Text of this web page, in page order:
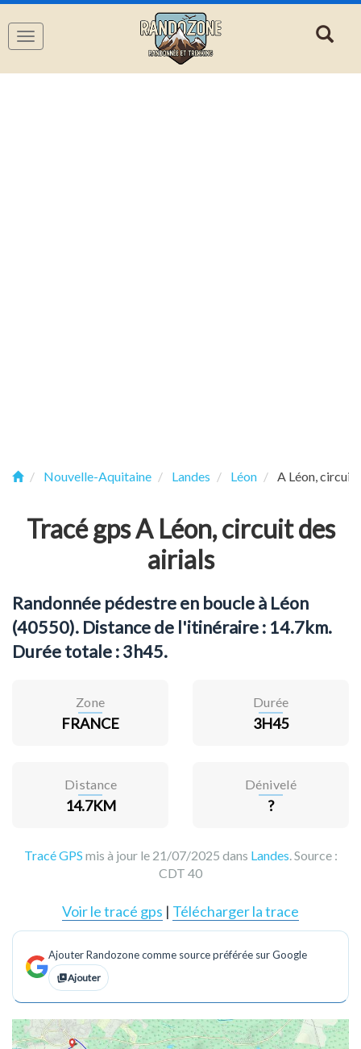
Navigation
Nouvelle-Aquitaine Landes Léon A Léon, circuit
Tracé gps A Léon, circuit des
airials
Randonnée pédestre en boucle à Léon
(40550). Distance de l'itinéraire : 14.7km.
Durée totale : 3h45.
Zone
FRANCE
Durée
3H45
Distance
14.7KM
Dénivelé
?
Tracé GPS mis à jour le 21/07/2025 dans Landes. Source :
CDT 40
Voir le tracé gps | Télécharger la trace
Ajouter Randozone comme source préférée sur Google
Ajouter